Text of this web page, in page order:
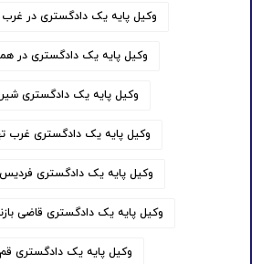
وکیل پایه یک دادگستری در غرب
وکیل پایه یک دادگستری در
وکیل پایه یک دادگستری
وکیل پایه یک دادگستری غرب
وکیل پایه یک دادگستری
وکیل پایه یک دادگستری قاضی
وکیل پایه یک دادگستری قم